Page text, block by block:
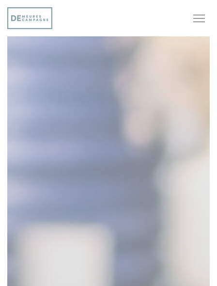
Cookie管理面板